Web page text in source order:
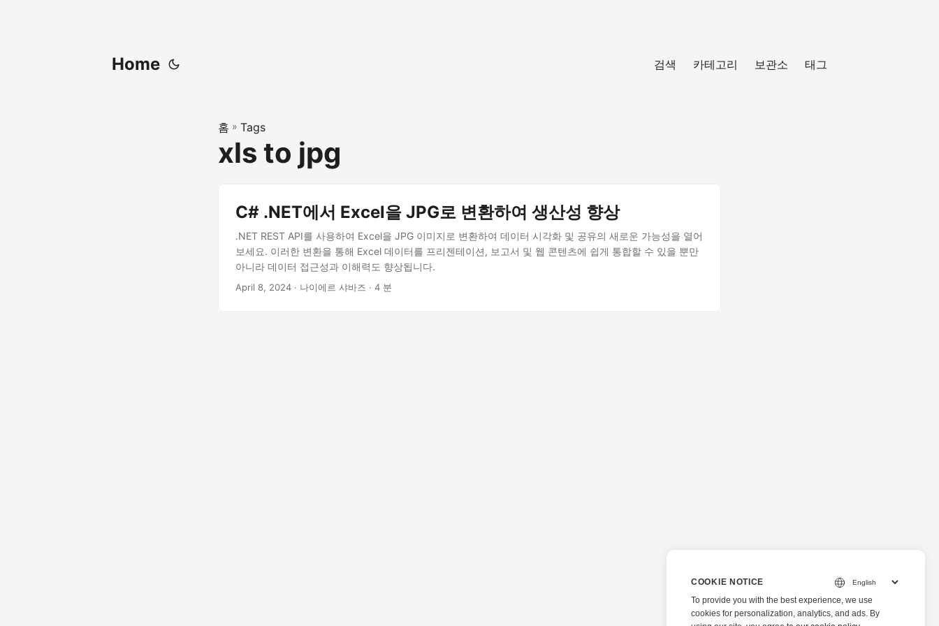
Home 검색 카테고리 보관소 태그
홈 » Tags
xls to jpg
C# .NET에서 Excel을 JPG로 변환하여 생산성 향상
.NET REST API를 사용하여 Excel을 JPG 이미지로 변환하여 데이터 시각화 및 공유의 새로운 가능성을 열어
보세요. 이러한 변환을 통해 Excel 데이터를 프리젠테이션, 보고서 및 웹 콘텐츠에 쉽게 통합할 수 있을 뿐만
아니라 데이터 접근성과 이해력도 향상됩니다.
April 8, 2024 · 나이에르 샤바즈 · 4 분
COOKIE NOTICE
To provide you with the best experience, we use
cookies for personalization, analytics, and ads. By